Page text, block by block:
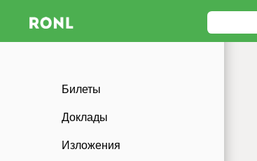
Билеты
Доклады
Изложения